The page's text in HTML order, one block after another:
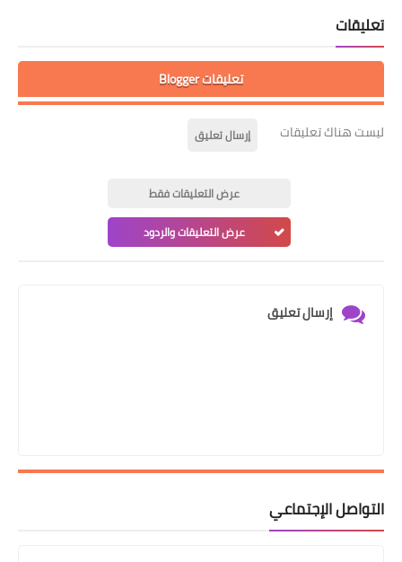
تعليقات
تعليقات Blogger
ليست هناك تعليقات إرسال تعليق
عرض التعليقات فقط
عرض التعليقات والردود
إرسال تعليق
التواصل الإجتماعي